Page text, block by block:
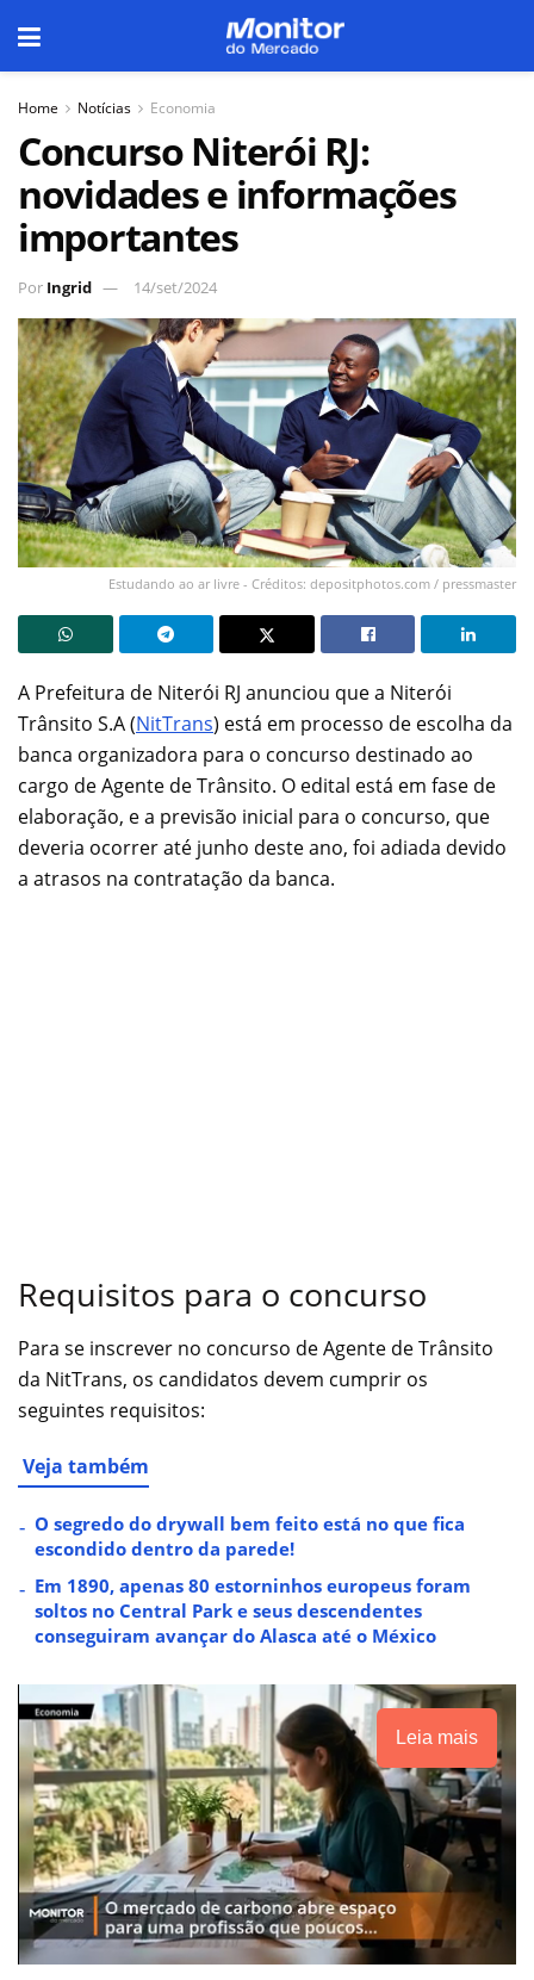
Home Notícias Economia
Concurso Niterói RJ:
novidades e informações
importantes
Por Ingrid 14/set/2024
Estudando ao ar livre - Créditos: depositphotos.com / pressmaster
A Prefeitura de Niterói RJ anunciou que a Niterói
Trânsito S.A (NitTrans) está em processo de escolha da
banca organizadora para o concurso destinado ao
cargo de Agente de Trânsito. O edital está em fase de
elaboração, e a previsão inicial para o concurso, que
deveria ocorrer até junho deste ano, foi adiada devido
a atrasos na contratação da banca.
Requisitos para o concurso
Para se inscrever no concurso de Agente de Trânsito
da NitTrans, os candidatos devem cumprir os
seguintes requisitos:
Veja também
O segredo do drywall bem feito está no que fica
escondido dentro da parede!
Em 1890, apenas 80 estorninhos europeus foram
soltos no Central Park e seus descendentes
conseguiram avançar do Alasca até o México
Leia mais